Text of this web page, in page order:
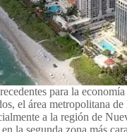
para la economía
el área metropolitana
a la región de
la segunda zona más